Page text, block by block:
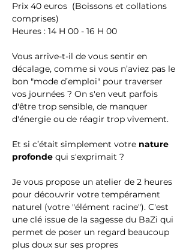
Prix 40 euros  (Boissons et collations
comprises)
Heures : 14 H 00 - 16 H 00
Vous arrive-t-il de vous sentir en
décalage, comme si vous n’aviez pas le
bon "mode d’emploi" pour traverser
vos journées ? On s'en veut parfois
d'être trop sensible, de manquer
d'énergie ou de réagir trop vivement.
Et si c’était simplement votre nature
profonde qui s'exprimait ?
Je vous propose un atelier de 2 heures
pour découvrir votre tempérament
naturel (votre "élément racine"). C'est
une clé issue de la sagesse du BaZi qui
permet de poser un regard beaucoup
plus doux sur ses propres